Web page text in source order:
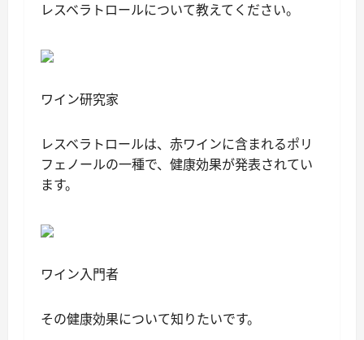
レスベラトロールについて教えてください。
ワイン研究家
レスベラトロールは、赤ワインに含まれるポリ
フェノールの一種で、健康効果が発表されてい
ます。
ワイン入門者
その健康効果について知りたいです。